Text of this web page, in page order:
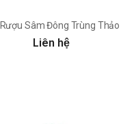
Rượu Sâm Đông Trùng Thảo
Liên hệ